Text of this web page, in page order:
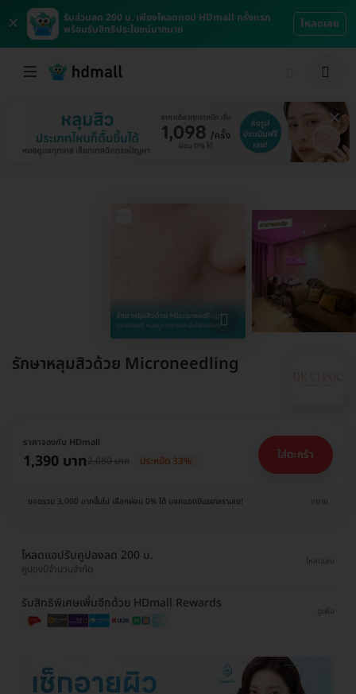
×
รับส่วนลด 200 บ. เพียงโหลดแอป HDmall ครั้งแรก
พร้อมรับสิทธิประโยชน์มากมาย
โหลดเลย
รักษาหลุมสิวด้วย Microneedling
ราคาจองกับ HDmall
1,390 บาท2,080 บาท ประหยัด 33% ใส่ตะกร้า
ยอดรวม 3,000 บาทขึ้นไป เลือกผ่อน 0% ได้ บอกแอดมินของเราเลย! ขยาย
โหลดแอปรับคูปองลด 200 บ.
คูปองมีจำนวนจำกัด
โหลดเลย
รับสิทธิพิเศษเพิ่มอีกด้วย HDmall Rewards
ดูเพิ่ม